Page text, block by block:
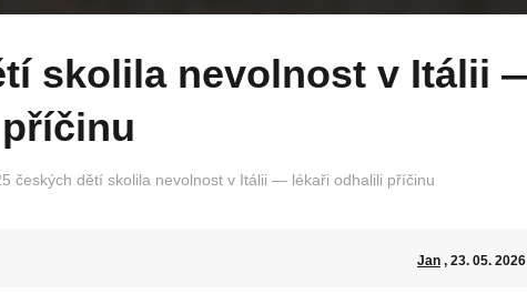
českých dětí skolila nevolnost v Itálii — lékaři odhalili příčinu
Jan, 23. 05. 2026